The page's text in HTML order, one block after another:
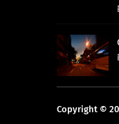
Copyright ©